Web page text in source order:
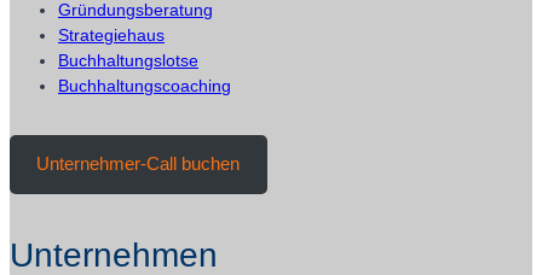
Gründungsberatung
Strategiehaus
Buchhaltungslotse
Buchhaltungscoaching
Unternehmer-Call buchen
Unternehmen